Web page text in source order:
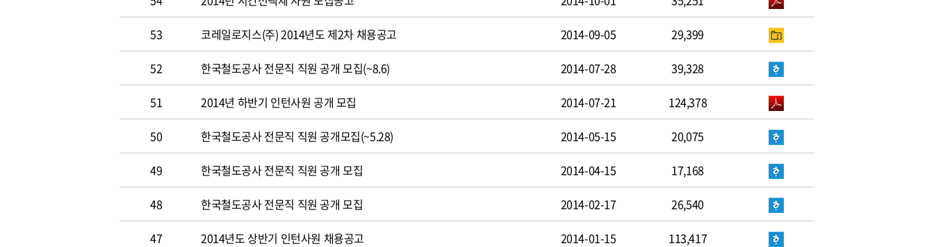
53 코레일로지스(주) 2014년도 제2차 채용공고 2014-09-05 29,399
52 한국철도공사 전문직 직원 공개 모집(~8.6) 2014-07-28 39,328
51 2014년 하반기 인턴사원 공개 모집 2014-07-21 124,378
50 한국철도공사 전문직 직원 공개모집(~5.28) 2014-05-15 20,075
49 한국철도공사 전문직 직원 공개 모집 2014-04-15 17,168
48 한국철도공사 전문직 직원 공개 모집 2014-02-17 26,540
47 2014년도 상반기 인턴사원 채용공고 2014-01-15 113,417